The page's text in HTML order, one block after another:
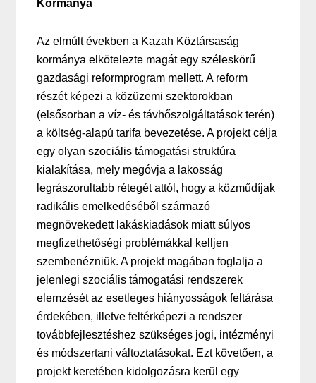
Kormánya
Az elmúlt években a Kazah Köztársaság
kormánya elkötelezte magát egy széleskörű
gazdasági reformprogram mellett. A reform
részét képezi a közüzemi szektorokban
(elsősorban a víz- és távhőszolgáltatások terén)
a költség-alapú tarifa bevezetése. A projekt célja
egy olyan szociális támogatási struktúra
kialakítása, mely megóvja a lakosság
legrászorultabb rétegét attól, hogy a közműdíjak
radikális emelkedéséből származó
megnövekedett lakáskiadások miatt súlyos
megfizethetőségi problémákkal kelljen
szembenézniük. A projekt magában foglalja a
jelenlegi szociális támogatási rendszerek
elemzését az esetleges hiányosságok feltárása
érdekében, illetve feltérképezi a rendszer
továbbfejlesztéshez szükséges jogi, intézményi
és módszertani változtatásokat. Ezt követően, a
projekt keretében kidolgozásra kerül egy